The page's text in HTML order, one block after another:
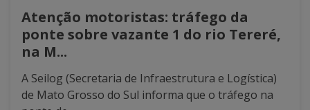
Atenção motoristas: tráfego da
ponte sobre vazante 1 do rio Tereré,
na M...
A Seilog (Secretaria de Infraestrutura e Logística)
de Mato Grosso do Sul informa que o tráfego na